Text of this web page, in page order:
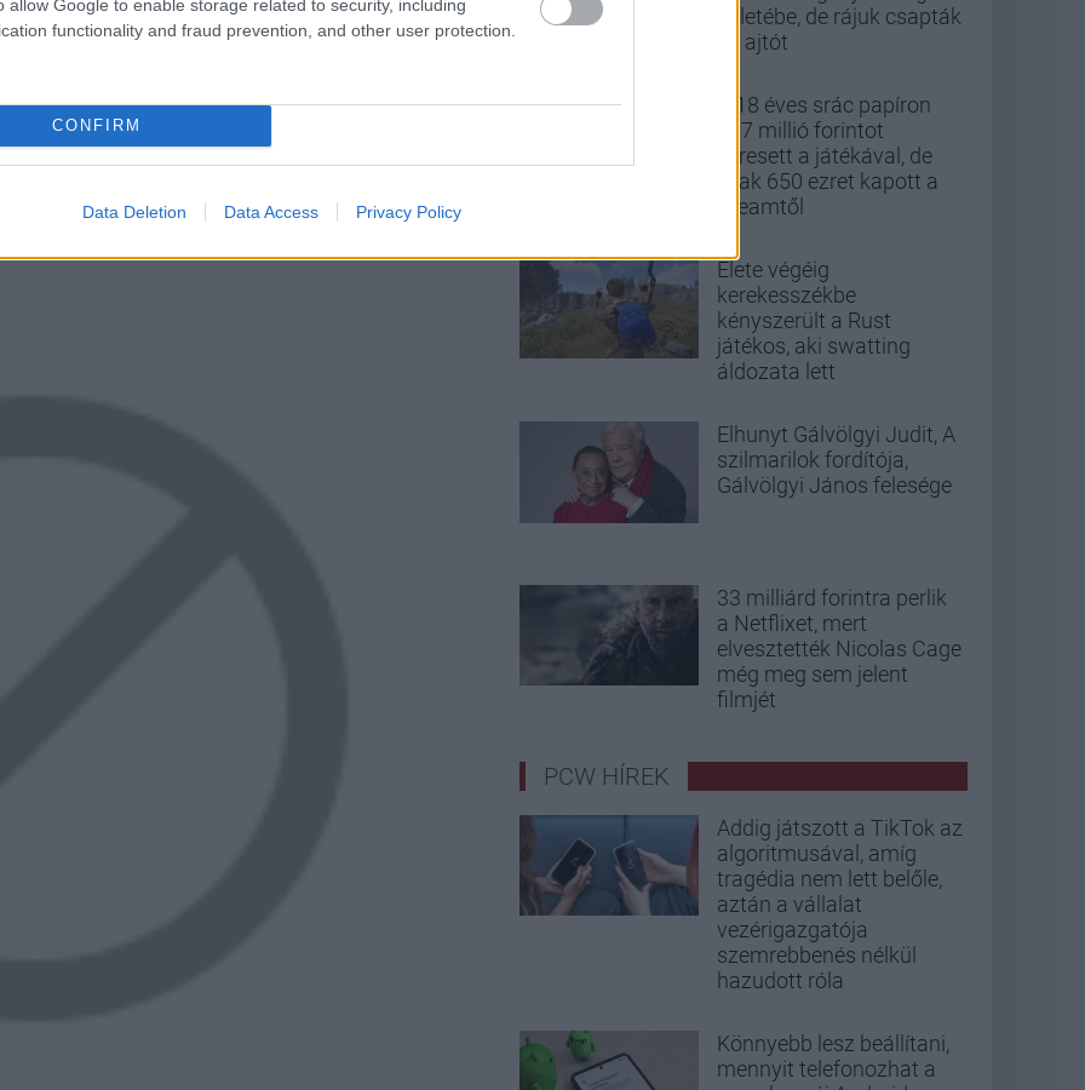
allow Google to enable storage related to security, including
functionality and fraud prevention, and other user protection.
CONFIRM
Data Deletion Data Access Privacy Policy
eseményei után folytatódik, szóval aki nem játszott
egy komoly választással, amit - drámaiságát
végén meghozni. Ezt mindenképpen szem előtt
kezdd az elejéről, járd végig a horda útját, és utána
mert a mentéseket lehet importálni, így nem egy
az eddigi döntéseid súlyát cipelve, melyre újabb
üzletébe, de rájuk csapták
az ajtót
A 18 éves srác papíron
437 millió forintot
keresett a játékával, de
csak 650 ezret kapott a
Steamtől
Élete végéig
kerekesszékbe
kényszerült a Rust
játékos, aki swatting
áldozata lett
Elhunyt Gálvölgyi Judit, A
szilmarilok fordítója,
Gálvölgyi János felesége
33 milliárd forintra perlik
a Netflixet, mert
elvesztették Nicolas Cage
még meg sem jelent
filmjét
PCW HÍREK
Addig játszott a TikTok az
algoritmusával, amíg
tragédia nem lett belőle,
aztán a vállalat
vezérigazgatója
szemrebbenés nélkül
hazudott róla
Könnyebb lesz beállítani,
mennyit telefonozhat a